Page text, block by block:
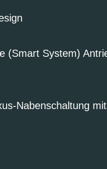
(Smart System)
Nabenschaltung